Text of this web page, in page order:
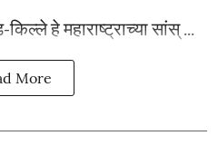
हे महाराष्ट्राच्या सांस् ...
More